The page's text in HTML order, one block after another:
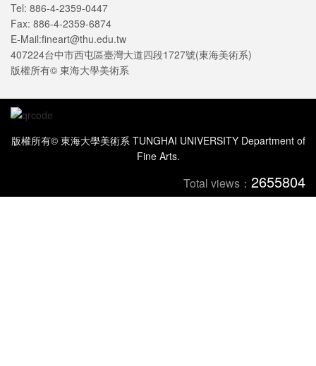
Tel: 886-4-2359-0447
Fax: 886-4-2359-6874
E-Mail:fineart@thu.edu.tw
407224台中市西屯區臺灣大道四段1727號(東海美術系)
版權所有© 東海大學美術系
版權所有© 東海大學美術系 TUNGHAI UNIVERSITY Department of
Fine Arts.
Total views： 2655804